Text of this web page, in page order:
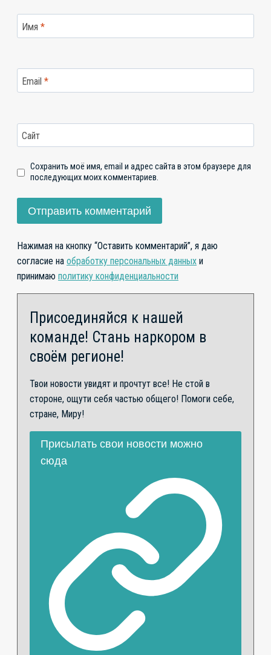
Имя *
Email *
Сайт
Сохранить моё имя, email и адрес сайта в этом браузере для
последующих моих комментариев.
Нажимая на кнопку “Оставить комментарий”, я даю
согласие на обработку персональных данных и
принимаю политику конфиденциальности
Присоединяйся к нашей
команде! Стань наркором в
своём регионе!
Твои новости увидят и прочтут все! Не стой в
стороне, ощути себя частью общего! Помоги себе,
стране, Миру!
Присылать свои новости можно
сюда